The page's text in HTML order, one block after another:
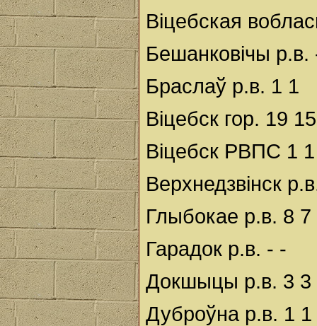
Віцебская
Бешанковічы р.в.
Браслаў р.в. 1 1
Віцебск гор. 19 15
Віцебск РВПС 1 1
Верхнедзвінск
Глыбокае р.в. 8 7
Гарадок р.в. - -
Докшыцы р.в. 3 3
Дуброўна р.в. 1 1